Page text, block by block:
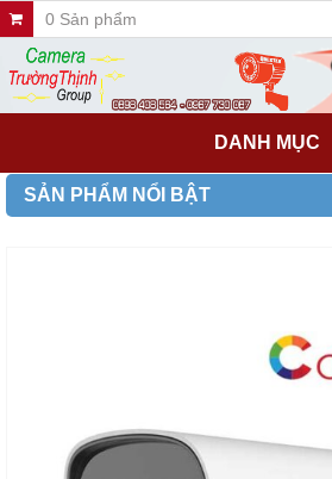
0 Sản phẩm
DANH MỤC
SẢN PHẨM NỔI BẬT